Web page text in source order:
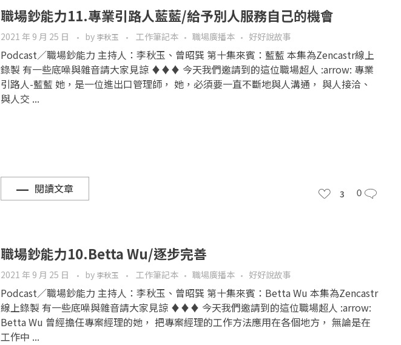
職場鈔能力11.專業引路人藍藍/給予別人服務自己的機會
2021 年 9 月 25 日 by 李秋玉 工作筆記本 職場廣播本 好好說故事
Podcast／職場鈔能力 主持人：李秋玉、曾昭巽 第十集來賓：藍藍 本集為Zencastr線上
錄製 有一些底噪與雜音請大家見諒 ♦♦♦ 今天我們邀請到的這位職場超人 :arrow: 專業
引路人-藍藍 她，是一位進出口管理師， 她，必須要一直不斷地與人溝通， 與人接洽、
與人交 ...
閱讀文章 3 0
職場鈔能力10.Betta Wu/逐步完善
2021 年 9 月 25 日 by 李秋玉 工作筆記本 職場廣播本 好好說故事
Podcast／職場鈔能力 主持人：李秋玉、曾昭巽 第十集來賓：Betta Wu 本集為Zencastr
線上錄製 有一些底噪與雜音請大家見諒 ♦♦♦ 今天我們邀請到的這位職場超人 :arrow:
Betta Wu 曾經擔任專案經理的她， 把專案經理的工作方法應用在各個地方， 無論是在
工作中 ...